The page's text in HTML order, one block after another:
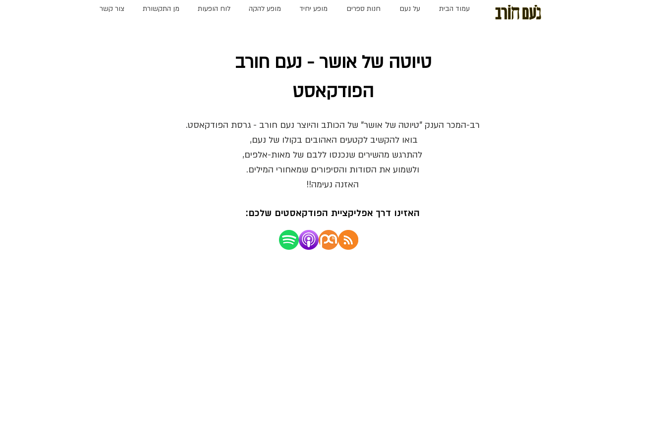
עמוד הבית על נעם חנות ספרים מופע יחיד מופע להקה לוח הופעות מן התקשורת צור קשר
טיוטה של אושר - נעם חורב
הפודקאסט
רב-המכר הענק "טיוטה של אושר" של הכותב והיוצר נעם חורב - גרסת הפודקאסט.
בואו להקשיב לקטעים האהובים בקולו של נעם,
להתרגש מהשירים שנכנסו ללבם של מאות-אלפים,
ולשמוע את הסודות והסיפורים שמאחורי המילים.
האזנה נעימה!!
האזינו דרך אפליקציית הפודקאסטים שלכם: